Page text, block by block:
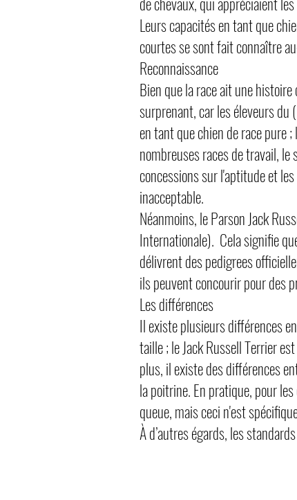
Leurs capacités en tant que
courtes se sont fait connaître
Reconnaissance
Bien que la race ait une
surprenant, car les éleveurs du
en tant que chien de race pure
nombreuses races de travail,
concessions sur l'aptitude et
inacceptable.
Néanmoins, le Parson Jack
Internationale). Cela signifie
délivrent des pedigrees
ils peuvent concourir pour des
Les différences
Il existe plusieurs différences
taille ; le Jack Russell Terrier
plus, il existe des différences
la poitrine. En pratique, pour
queue, mais ceci n'est
À d’autres égards, les